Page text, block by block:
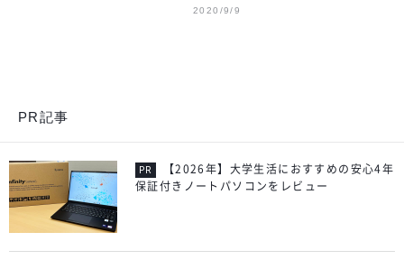
2020/9/9
PR記事
【2026年】大学生活におすすめの安心4年
保証付きノートパソコンをレビュー